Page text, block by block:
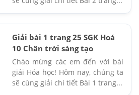
Giải bài 1 trang 25 SGK Hoá
10 Chân trời sáng tạo
Chào mừng các em đến với bài
giải Hóa học! Hôm nay, chúng ta
sẽ cùng giải chi tiết Bài 1 trang...